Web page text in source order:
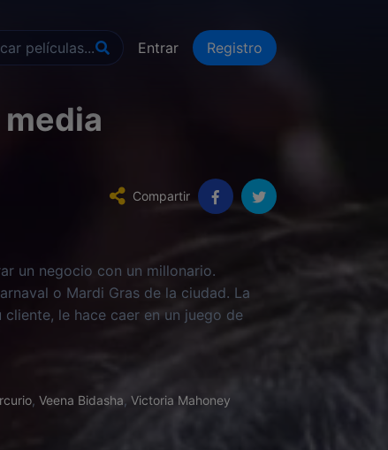
Entrar Registro
Compartir
un negocio con un millonario.
o Mardi Gras de la ciudad. La
le hace caer en un juego de
, Veena Bidasha Victoria Mahoney